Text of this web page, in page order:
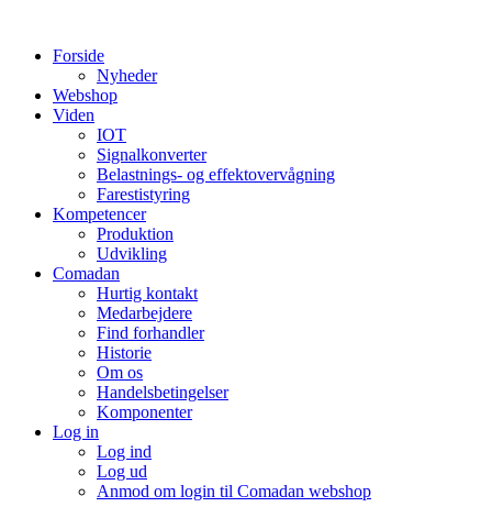
indholdForside
Nyheder
Webshop
Viden
IOT
Signalkonverter
Belastnings- og effektovervågning
Farestistyring
Kompetencer
Produktion
Udvikling
Comadan
Hurtig kontakt
Medarbejdere
Find forhandler
Historie
Om os
Handelsbetingelser
Komponenter
Log in
Log ind
Log ud
Anmod om login til Comadan webshop